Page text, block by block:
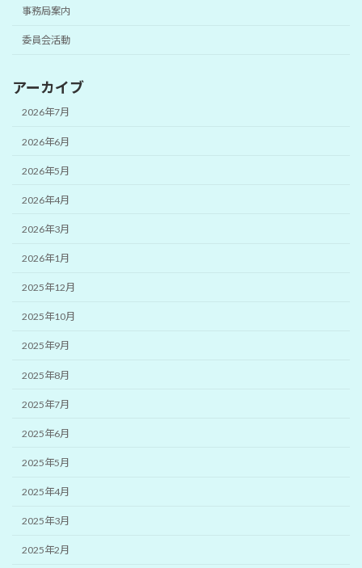
事務局案内
委員会活動
アーカイブ
2026年7月
2026年6月
2026年5月
2026年4月
2026年3月
2026年1月
2025年12月
2025年10月
2025年9月
2025年8月
2025年7月
2025年6月
2025年5月
2025年4月
2025年3月
2025年2月